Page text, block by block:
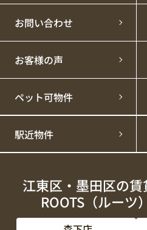
お問い合わせ
お客様の声
ペット可物件
駅近物件
江東区・墨田区の
ROOTS（ルーツ